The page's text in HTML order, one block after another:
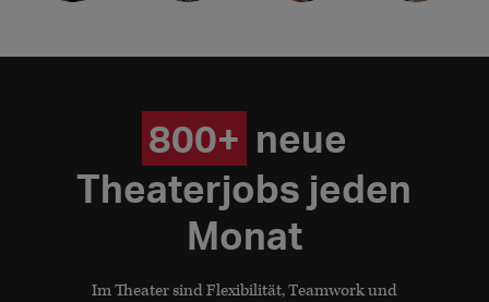
800+ neue
Theaterjobs jeden
Monat
Im Theater sind Flexibilität, Teamwork und